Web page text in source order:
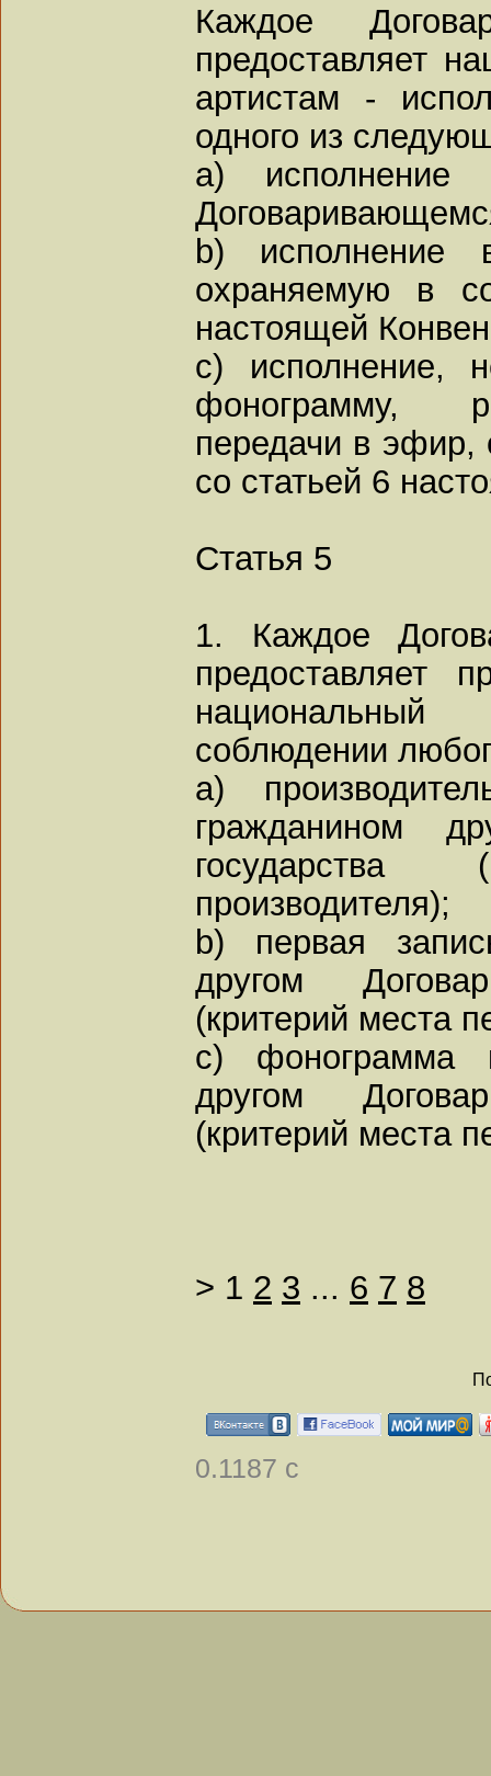
Каждое
предоставляет
артистам -
одного из
a)
b) исполнение
охраняемую в
настоящей
c) исполнение,
фонограмму,
передачи в эфир,
со статьей 6
Статья 5
1. Каждое
предоставляет
соблюдении
a)
гражданином
государства
производителя);
b) первая
другом
(критерий места
c) фонограмма
другом
(критерий места
> 1 2 3 ... 6 7 8
0.1187 с